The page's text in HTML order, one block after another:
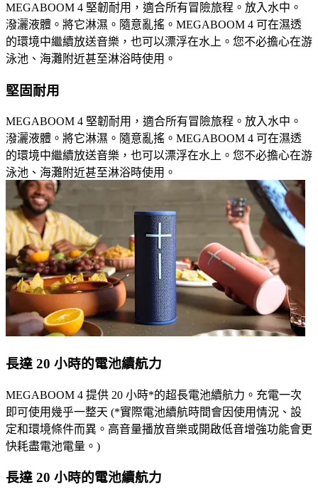
MEGABOOM 4 堅韌耐用，適合所有冒險旅程。放入水中。
潑灑液體。將它淋濕。隨意亂搖。MEGABOOM 4 可在濕透
的環境中繼續放送音樂，也可以漂浮在水上。您不必擔心在游
泳池、海灘附近甚至淋浴時使用。
堅固耐用
MEGABOOM 4 堅韌耐用，適合所有冒險旅程。放入水中。
潑灑液體。將它淋濕。隨意亂搖。MEGABOOM 4 可在濕透
的環境中繼續放送音樂，也可以漂浮在水上。您不必擔心在游
泳池、海灘附近甚至淋浴時使用。
長達 20 小時的電池續航力
MEGABOOM 4 提供 20 小時*的超長電池續航力。充電一次
即可使用幾乎一整天 (*實際電池續航時間會因使用情況、設
定和環境條件而異。高音量播放音樂或開啟低音增強功能會更
快耗盡電池電量。)
長達 20 小時的電池續航力